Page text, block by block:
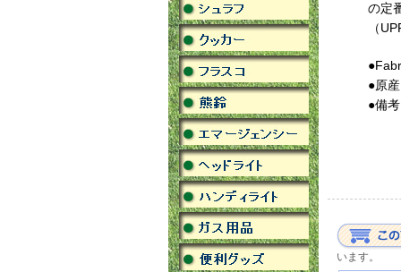
の定
（
●原
●備
います。